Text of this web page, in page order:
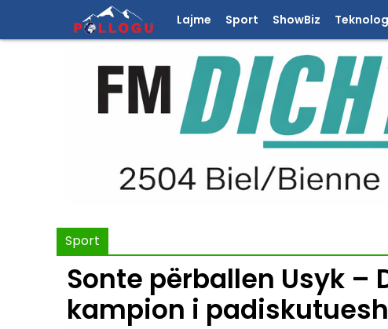
Lajme Sport ShowBiz
Sport
Sonte përballen Usyk –
kampion i